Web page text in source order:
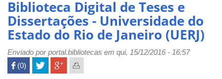
de
Teses
e
Dissertações
-
Universidade
do
Biblioteca Digital de Teses e
Dissertações - Universidade do
Estado do Rio de Janeiro (UERJ)
Enviado porportal.bibliotecas em qui, 15/12/2016 - 16:57
 (0)